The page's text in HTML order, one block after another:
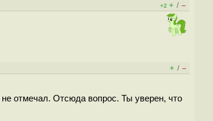
+2 + / –
+ / –
отмечал. Отсюда вопрос. Ты уверен, что